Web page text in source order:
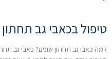
טיפול בכאבי גב
למה כאבי גב תחתון שונים? כאבי גב